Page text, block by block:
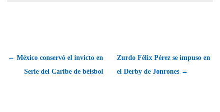
← México conservó el invicto en
Serie del Caribe de béisbol
Zurdo Félix Pérez se impuso en
el Derby de Jonrones →